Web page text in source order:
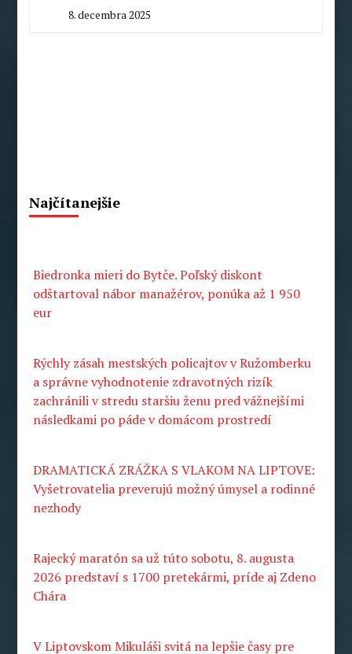
8. decembra 2025
Najčítanejšie
Biedronka mieri do Bytče. Poľský diskont
odštartoval nábor manažérov, ponúka až 1 950
eur
Rýchly zásah mestských policajtov v Ružomberku
a správne vyhodnotenie zdravotných rizík
zachránili v stredu staršiu ženu pred vážnejšími
následkami po páde v domácom prostredí
DRAMATICKÁ ZRÁŽKA S VLAKOM NA LIPTOVE:
Vyšetrovatelia preverujú možný úmysel a rodinné
nezhody
Rajecký maratón sa už túto sobotu, 8. augusta
2026 predstaví s 1700 pretekármi, príde aj Zdeno
Chára
V Liptovskom Mikuláši svitá na lepšie časy pre